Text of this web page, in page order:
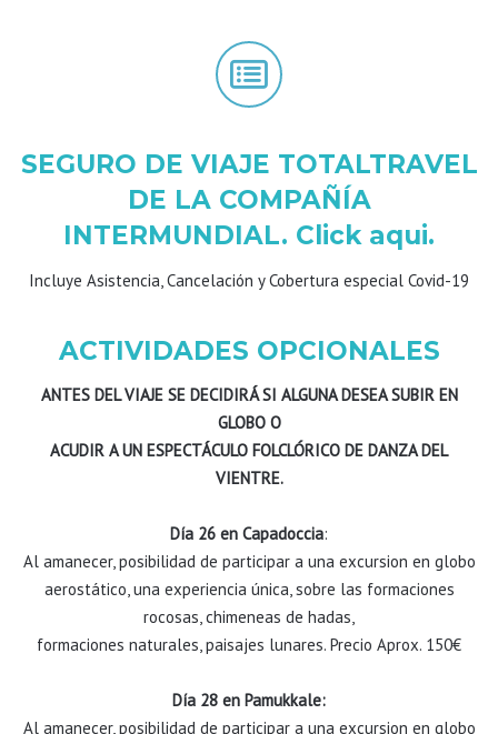
SEGURO DE VIAJE TOTALTRAVEL
DE LA COMPAÑÍA
INTERMUNDIAL. Click aqui.
Incluye Asistencia, Cancelación y Cobertura especial Covid-19
ACTIVIDADES OPCIONALES
ANTES DEL VIAJE SE DECIDIRÁ SI ALGUNA DESEA SUBIR EN
GLOBO O
ACUDIR A UN ESPECTÁCULO FOLCLÓRICO DE DANZA DEL
VIENTRE.
Día 26 en Capadoccia:
Al amanecer, posibilidad de participar a una excursion en globo
aerostático, una experiencia única, sobre las formaciones
rocosas, chimeneas de hadas,
formaciones naturales, paisajes lunares. Precio Aprox. 150€
Día 28 en Pamukkale:
Al amanecer, posibilidad de participar a una excursion en globo